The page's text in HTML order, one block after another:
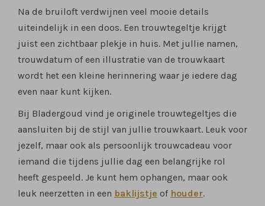
Na de bruiloft verdwijnen veel mooie details
uiteindelijk in een doos. Een trouwtegeltje krijgt
juist een zichtbaar plekje in huis. Met jullie namen,
trouwdatum of een illustratie van de trouwkaart
wordt het een kleine herinnering waar je iedere dag
even naar kunt kijken.
Bij Bladergoud vind je originele trouwtegeltjes die
aansluiten bij de stijl van jullie trouwkaart. Leuk voor
jezelf, maar ook als persoonlijk trouwcadeau voor
iemand die tijdens jullie dag een belangrijke rol
heeft gespeeld. Je kunt hem ophangen, maar ook
leuk neerzetten in een baklijstje of houder.